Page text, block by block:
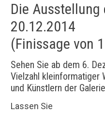
Die Ausstellung
20.12.2014
(Finissage von
Sehen Sie ab dem 6.
Vielzahl kleinformatiger
und Künstlern der
Lassen Sie